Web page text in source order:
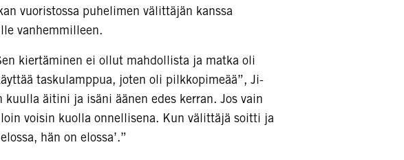
vuoristossa puhelimen välittäjän kanssa
vanhemmilleen.
kiertäminen ei ollut mahdollista ja matka oli
taskulamppua, joten oli pilkkopimeää”, Ji-
äitini ja isäni äänen edes kerran. Jos vain
voisin kuolla onnellisena. Kun välittäjä soitti ja
hän on elossa’.”